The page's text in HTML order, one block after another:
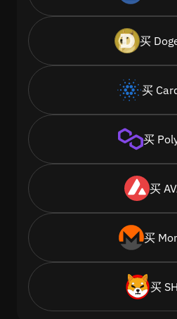
买
买
买
买
买
买